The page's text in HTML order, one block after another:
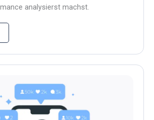
analysierst machst.